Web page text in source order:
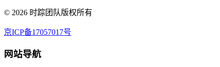
© 2026 时踪团队版权所有
京ICP备17057017号
网站导航